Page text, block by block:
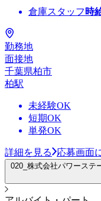
倉庫スタッフ 時
勤務地
面接地
千葉県柏市
柏駅
未経験OK
短期OK
単発OK
詳細を見る 応募画面
020_株式会社パワーステ